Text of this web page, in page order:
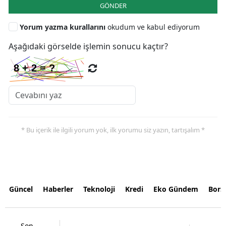
GÖNDER
Yorum yazma kurallarını okudum ve kabul ediyorum
Aşağıdaki görselde işlemin sonucu kaçtır?
* Bu içerik ile ilgili yorum yok, ilk yorumu siz yazın, tartışalım *
Güncel Haberler Teknoloji Kredi Eko Gündem